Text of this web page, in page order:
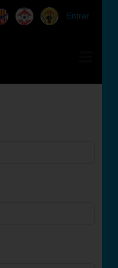
Entrar